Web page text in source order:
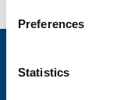
Preferences
Statistics